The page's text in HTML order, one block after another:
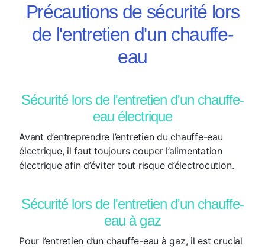
Précautions de sécurité lors
de l'entretien d'un chauffe-
eau
Sécurité lors de l'entretien d'un chauffe-
eau électrique
Avant d’entreprendre l’entretien du chauffe-eau
électrique, il faut toujours couper l’alimentation
électrique afin d’éviter tout risque d’électrocution.
Sécurité lors de l'entretien d'un chauffe-
eau à gaz
Pour l’entretien d’un chauffe-eau à gaz, il est crucial